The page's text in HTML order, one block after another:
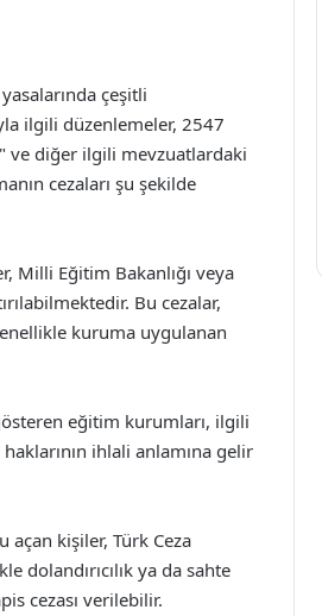
çeşitli
ilgili düzenlemeler, 2547
ve diğer ilgili mevzuatlardaki
cezaları şu şekilde
Milli Eğitim Bakanlığı veya
Bu cezalar,
kuruma uygulanan
eğitim kurumları, ilgili
ihlali anlamına gelir
açan kişiler, Türk Ceza
dolandırıcılık ya da sahte
cezası verilebilir.